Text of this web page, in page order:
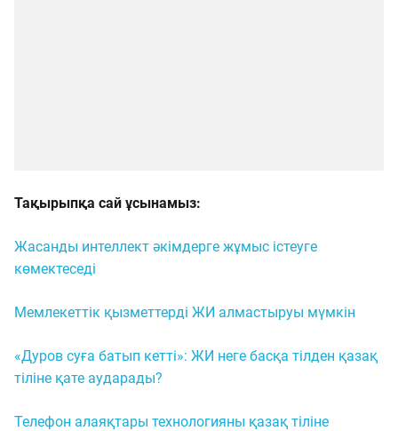
Тақырыпқа сай ұсынамыз:
Жасанды интеллект әкімдерге жұмыс істеуге
көмектеседі
Мемлекеттік қызметтерді ЖИ алмастыруы мүмкін
«Дуров суға батып кетті»: ЖИ неге басқа тілден қазақ
тіліне қате аударады?
Телефон алаяқтары технологияны қазақ тіліне